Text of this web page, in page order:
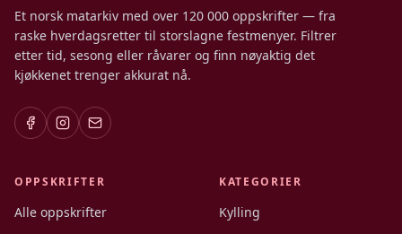
Et norsk matarkiv med over 120 000 oppskrifter — fra
raske hverdagsretter til storslagne festmenyer. Filtrer
etter tid, sesong eller råvarer og finn nøyaktig det
kjøkkenet trenger akkurat nå.
OPPSKRIFTER
Alle oppskrifter
KATEGORIER
Kylling